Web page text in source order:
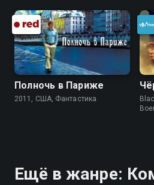
Полночь в Париже
2011, США, Фантастика
Ещё в жанре: